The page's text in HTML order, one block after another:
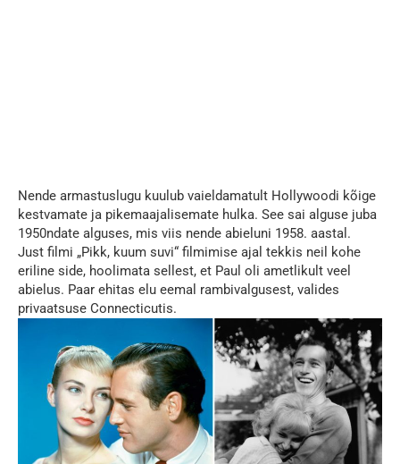
Nende armastuslugu kuulub vaieldamatult Hollywoodi kõige
kestvamate ja pikemaajalisemate hulka. See sai alguse juba
1950ndate alguses, mis viis nende abieluni 1958. aastal.
Just filmi „Pikk, kuum suvi“ filmimise ajal tekkis neil kohe
eriline side, hoolimata sellest, et Paul oli ametlikult veel
abielus. Paar ehitas elu eemal rambivalgusest, valides
privaatsuse Connecticutis.